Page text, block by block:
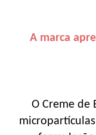
A marca
O Creme de